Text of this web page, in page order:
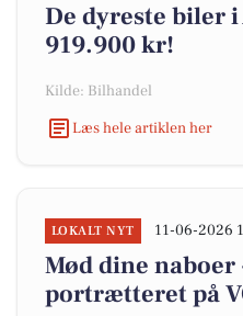
De dyreste biler
919.900 kr!
Kilde: Bilhandel
Læs hele artiklen her
LOKALT NYT 11-06-2026
Mød dine
portrætteret på